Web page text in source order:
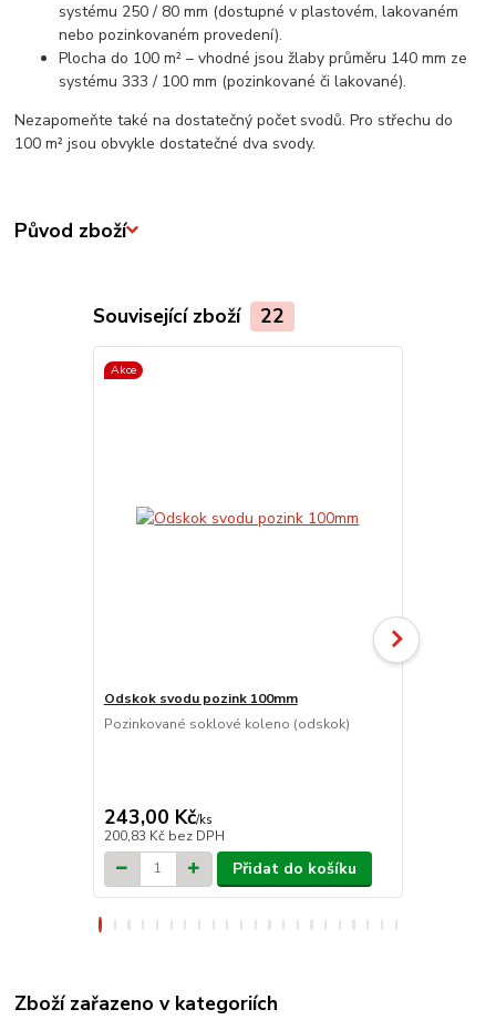
systému 250 / 80 mm (dostupné v plastovém, lakovaném
nebo pozinkovaném provedení).
Plocha do 100 m² – vhodné jsou žlaby průměru 140 mm ze
systému 333 / 100 mm (pozinkované či lakované).
Nezapomeňte také na dostatečný počet svodů. Pro střechu do
100 m² jsou obvykle dostatečné dva svody.
Původ zboží
Související zboží 22
Akce
Odskok svodu pozink 100mm
Pozinkované soklové koleno (odskok)
243,00 Kč/ks
200,83 Kč bez DPH
Přidat do košíku
Zboží zařazeno v kategoriích